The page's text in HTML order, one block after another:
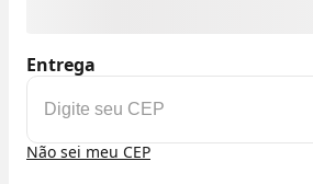
Entrega
Não sei meu CEP